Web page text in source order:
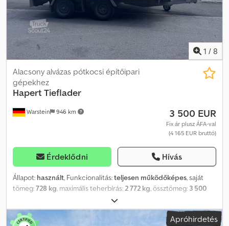
Csúszásmentes bevonatú multiplex padlólemez - Kb. 300 mm
magas alumínium oldalfalak - Minden oldalfal lehajtható és
levehető - Feszítőzárak - 4 sarokoszlop ponyvatartóval - 6
süllyesztett rögzítőszerelvény a padlókeretben (A képek feláras
tartozékokat is tartalmazhatnak! Nyomdai hibákért,
változtatásokért és tévedésekért felelősséget nem vállalunk!)
1 / 8
Warstein 946 km
Alacsony alvázas pótkocsi építőipari
gépekhez
Hapert Tieflader
3 500 EUR
Fix ár plusz ÁFA-val
(4 165 EUR bruttó)
Érdeklődni Hívás
Állapot: használt, Funkcionalitás:teljesen működőképes, saját
tömeg:728 kg, maximális teherbírás:2 772 kg, össztömeg: 3 500
2 tengely, következő vizsga (TÜV):
raktér hossza:3 020 mm, rakodótér szélesség:1 510 mm,
raktérmagasság:
160 mm egyéb, abroncs méret:
Apróhirdetés